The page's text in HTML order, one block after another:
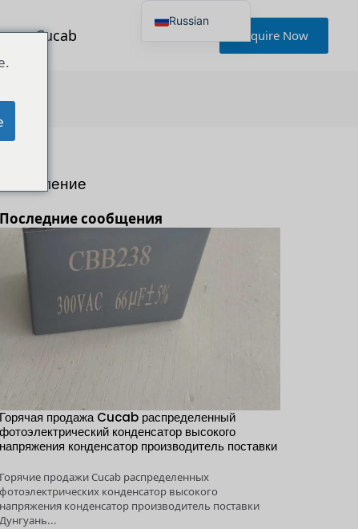
с Cucab Inquire Now
Оглавление
Последние сообщения
Горячая продажа Cucab распределенный
фотоэлектрический конденсатор высокого
напряжения конденсатор производитель поставки
Горячие продажи Cucab распределенных
фотоэлектрических конденсатор высокого
напряжения конденсатор производитель поставки
Дунгуань...
Russian
Japanese